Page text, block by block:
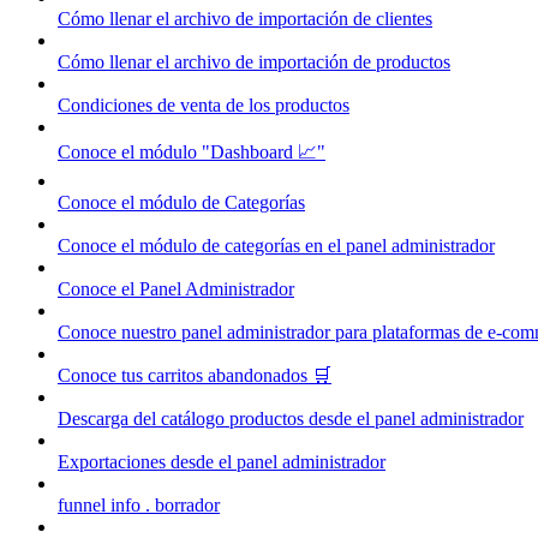
Cómo llenar el archivo de importación de clientes
Cómo llenar el archivo de importación de productos
Condiciones de venta de los productos
Conoce el módulo "Dashboard 📈"
Conoce el módulo de Categorías
Conoce el módulo de categorías en el panel administrador
Conoce el Panel Administrador
Conoce nuestro panel administrador para plataformas de e-
Conoce tus carritos abandonados 🛒
Descarga del catálogo productos desde el panel administrador
Exportaciones desde el panel administrador
funnel info . borrador